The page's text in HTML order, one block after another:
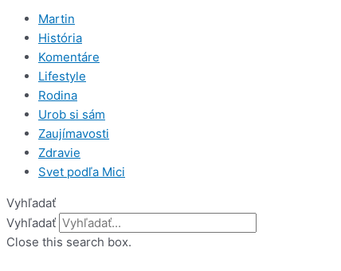
Martin
História
Komentáre
Lifestyle
Rodina
Urob si sám
Zaujímavosti
Zdravie
Svet podľa Mici
Vyhľadať
Vyhľadať
Close this search box.